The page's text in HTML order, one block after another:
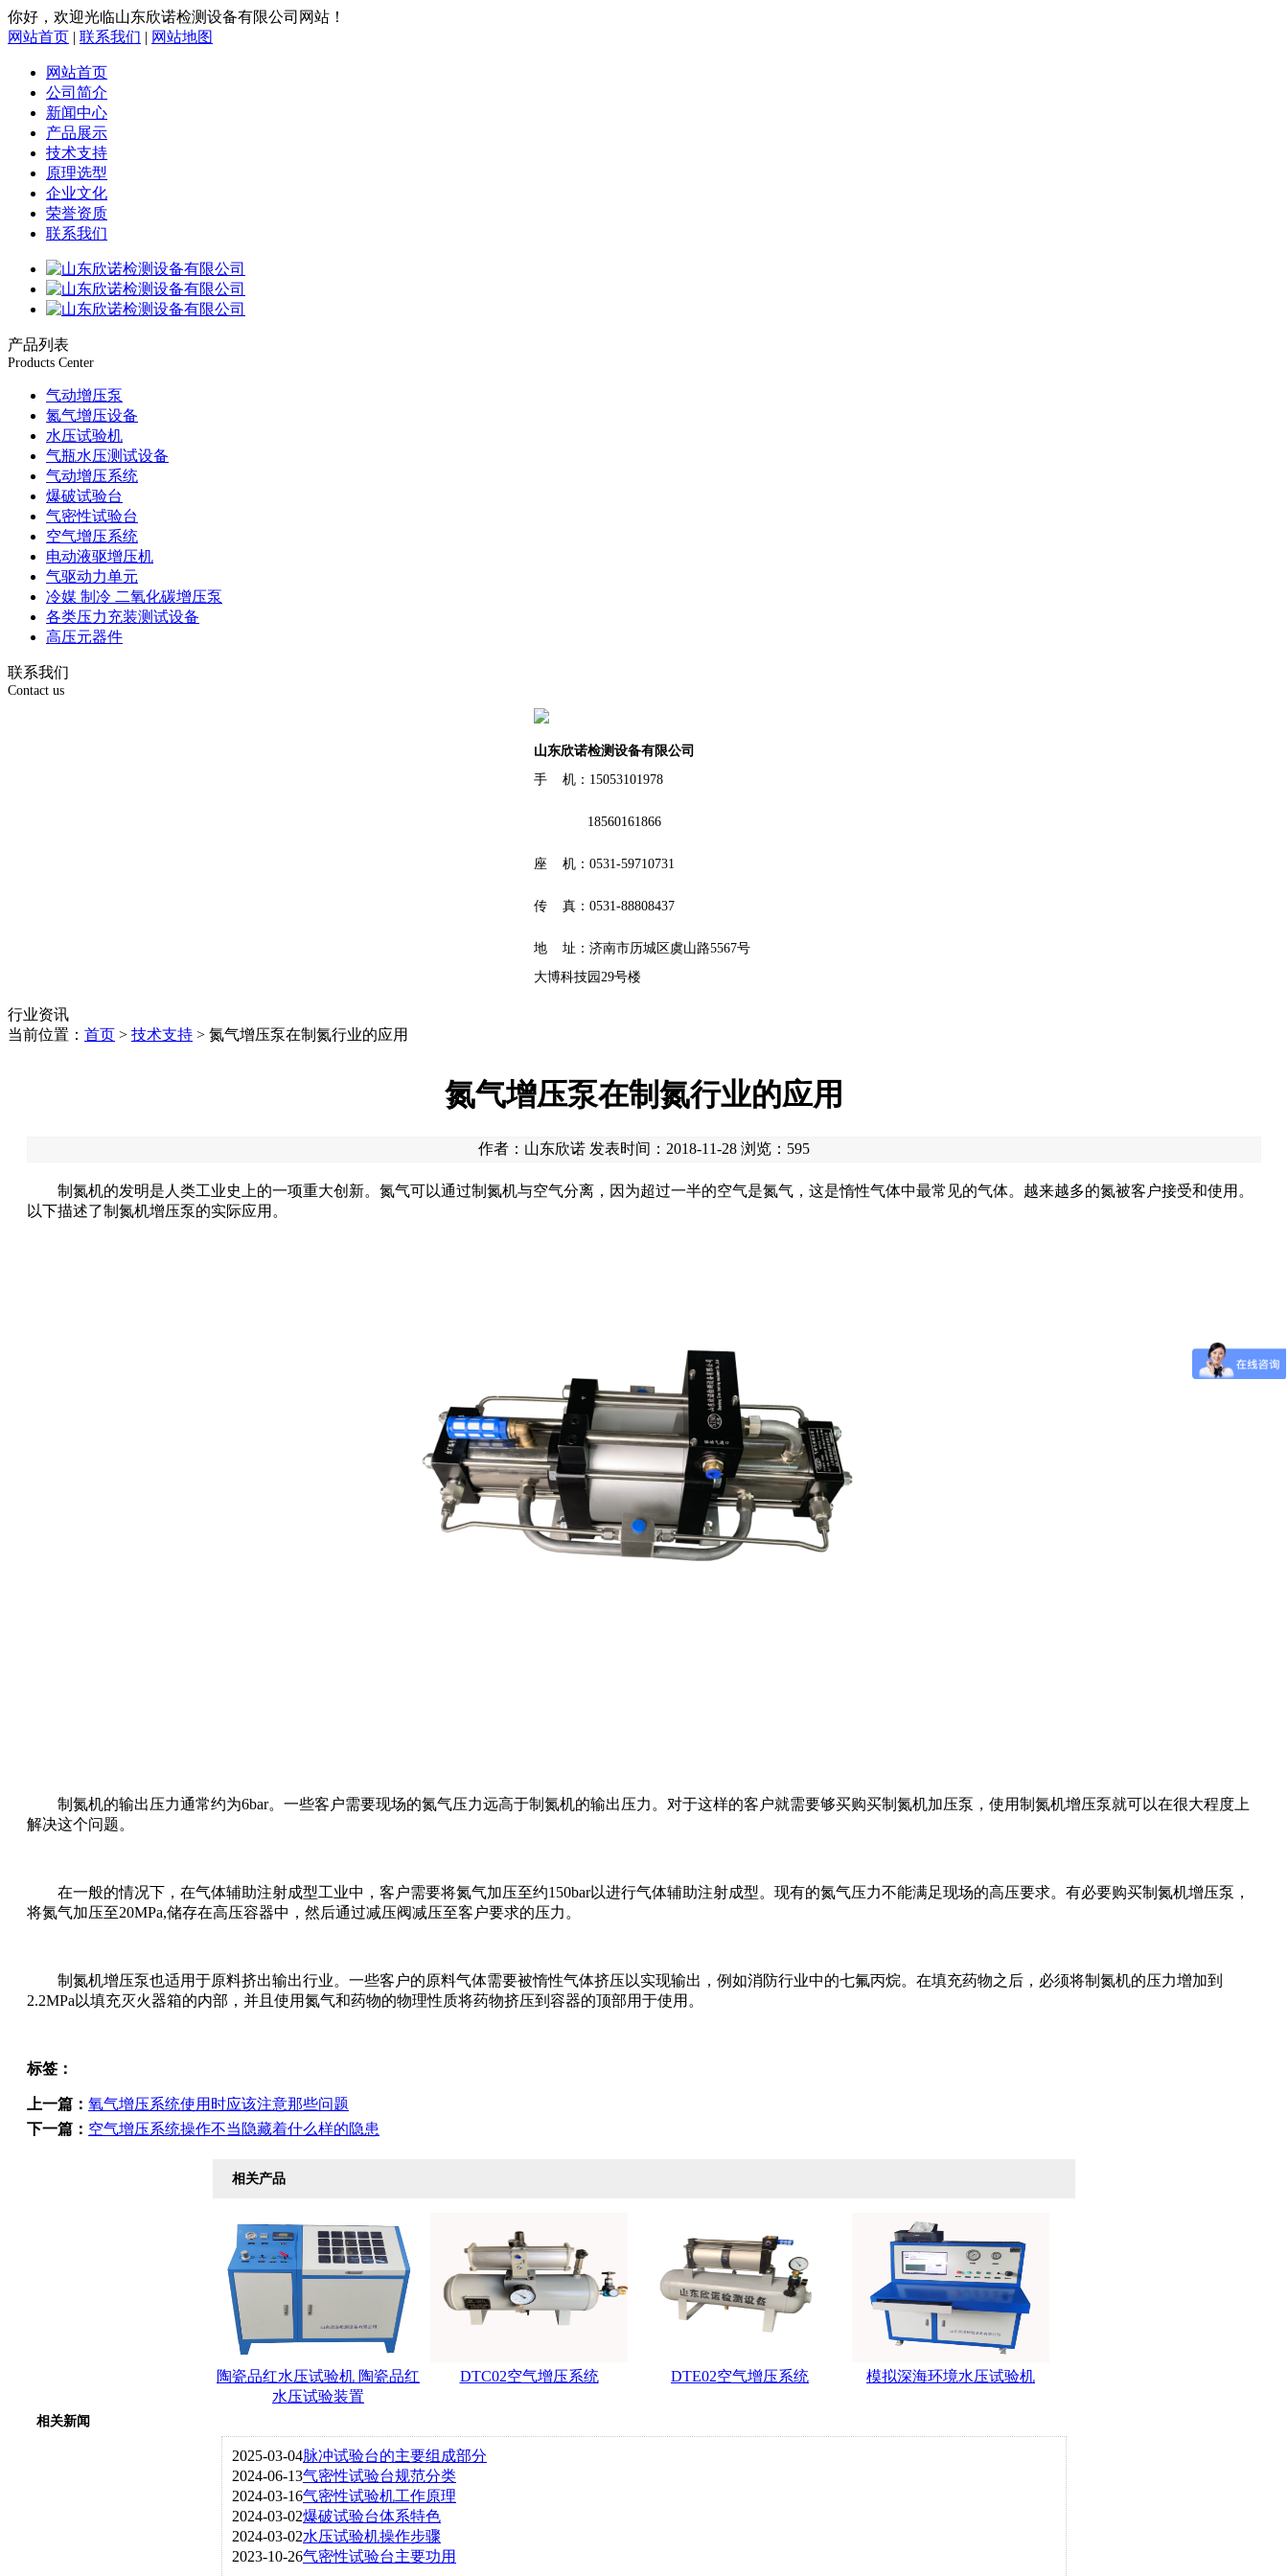
你好，欢迎光临山东欣诺检测设备有限公司网站！
网站首页 | 联系我们 | 网站地图
网站首页
公司简介
新闻中心
产品展示
技术支持
原理选型
企业文化
荣誉资质
联系我们
产品列表
Products Center
气动增压泵
氮气增压设备
水压试验机
气瓶水压测试设备
气动增压系统
爆破试验台
气密性试验台
空气增压系统
电动液驱增压机
气驱动力单元
冷媒 制冷 二氧化碳增压泵
各类压力充装测试设备
高压元器件
联系我们
Contact us
山东欣诺检测设备有限公司
手 机：15053101978
18560161866
座 机：0531-59710731
传 真：0531-88808437
地 址：济南市历城区虞山路5567号
大博科技园29号楼
行业资讯
当前位置： 首页 > 技术支持 > 氮气增压泵在制氮行业的应用
氮气增压泵在制氮行业的应用
作者：山东欣诺 发表时间：2018-11-28 浏览： 595
制氮机的发明是人类工业史上的一项重大创新。氮气可以通过制氮机与空气分离，因为超过一半的空气是氮气，这是惰性气体中最常见的气体。越来越多的氮被客户接受和使用。
以下描述了制氮机增压泵的实际应用。
制氮机的输出压力通常约为6bar。一些客户需要现场的氮气压力远高于制氮机的输出压力。对于这样的客户就需要够买购买制氮机加压泵，使用制氮机增压泵就可以在很大程度上
解决这个问题。
在一般的情况下，在气体辅助注射成型工业中，客户需要将氮气加压至约150bar以进行气体辅助注射成型。现有的氮气压力不能满足现场的高压要求。有必要购买制氮机增压泵，
将氮气加压至20MPa,储存在高压容器中，然后通过减压阀减压至客户要求的压力。
制氮机增压泵也适用于原料挤出输出行业。一些客户的原料气体需要被惰性气体挤压以实现输出，例如消防行业中的七氟丙烷。在填充药物之后，必须将制氮机的压力增加到
2.2MPa以填充灭火器箱的内部，并且使用氮气和药物的物理性质将药物挤压到容器的顶部用于使用。
标签：
上一篇： 氧气增压系统使用时应该注意那些问题
下一篇： 空气增压系统操作不当隐藏着什么样的隐患
相关产品
陶瓷品红水压试验机 陶瓷品红
水压试验装置
DTC02空气增压系统 DTE02空气增压系统 模拟深海环境水压试验机
相关新闻
2025-03-04脉冲试验台的主要组成部分
2024-06-13气密性试验台规范分类
2024-03-16气密性试验机工作原理
2024-03-02爆破试验台体系特色
2024-03-02水压试验机操作步骤
2023-10-26气密性试验台主要功用